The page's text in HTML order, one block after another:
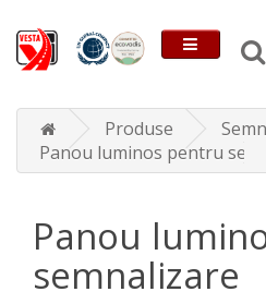
Produse
Panou luminos pentru
Panou
semnalizare